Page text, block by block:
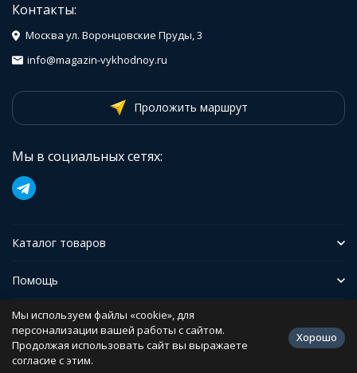
Контакты:
Москва ул. Воронцовские Пруды, 3
info@magazin-vykhodnoy.ru
Проложить маршрут
Мы в социальных сетях:
Каталог товаров
Помощь
Иформация
Политика персональных данных
Мы используем файлы «cookie», для
персонализации вашей работы с сайтом.
Продолжая использовать сайт вы выражаете
согласие с этим.
Хорошо